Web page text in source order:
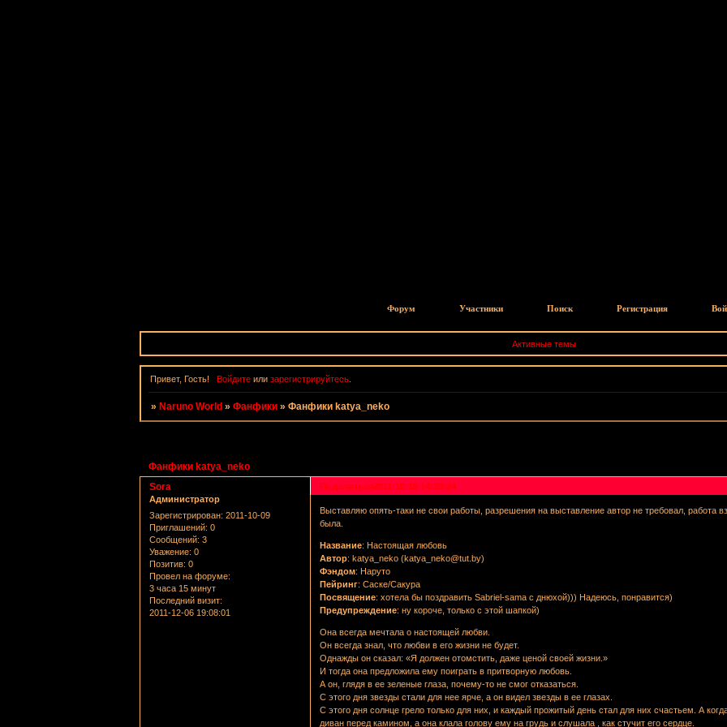
Форум Участники Поиск Регистрация
Активные темы
Привет, Гость! Войдитеили зарегистрируйтесь.
» Naruno World »Фанфики »Фанфики katya_neko
Фанфики katya_neko
Поделиться2011-10-16 14:39:24
Sora
Администратор
Зарегистрирован: 2011-10-09
Приглашений: 0
Сообщений: 3
Уважение: 0
Позитив: 0
Провел на форуме:
3 часа 15 минут
Последний визит:
2011-12-06 19:08:01
Выставляю опять-таки не свои работы, разрешения на выставление автор не требовал, работа
была.
Название: Настоящая любовь
Автор: katya_neko (katya_neko@tut.by)
Фэндом: Наруто
Пейринг: Саске/Сакура
Посвящение: хотела бы поздравить Sabriel-sama с днюхой))) Надеюсь, понравится)
Предупреждение: ну короче, только с этой шапкой)
Она всегда мечтала о настоящей любви.
Он всегда знал, что любви в его жизни не будет.
Однажды он сказал: «Я должен отомстить, даже ценой своей жизни.»
И тогда она предложила ему поиграть в притворную любовь.
А он, глядя в ее зеленые глаза, почему-то не смог отказаться.
С этого дня звезды стали для нее ярче, а он видел звезды в ее глазах.
С этого дня солнце грело только для них, и каждый прожитый день стал для них счастьем. А
диван перед камином, а она клала голову ему на грудь и слушала , как стучит его сердце.